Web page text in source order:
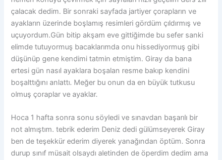
çalacak dedim. Bir sonraki sayfada jartiyer çorapların ve
ayakların üzerinde boşlamış resimleri gördüm çıldırmış ve
uçuyordum.Gün bitip akşam eve gittiğimde bu sefer sanki
elimde tutuyormuş bacaklarımda onu hissediyormuş gibi
düşünüp gene kendimi tatmin etmiştim. Giray da bana
ertesi gün nasıl ayaklara boşalan resme bakıp kendini
boşalttığını anlattı. Meğer bu onun da en büyük tutkusu
olmuş çoraplar ve ayaklar.
Hoca 1 hafta sonra sonu söyledi ve sınavdan başarılı bir
not almıştım. tebrik ederim Deniz dedi gülümseyerek Giray
ben de teşekkür ederim diyerek yanağından öptüm. Sonra
durup sınıf müsait olsaydı aletinden de öperdim dedim ama